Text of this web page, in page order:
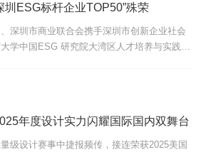
圳ESG标杆企业TOP50”殊荣
深圳市商业联合会携手深圳市创新企业社会
学中国ESG 研究院大湾区人才培养与实践基
理及深圳特色维度的卓越实践，成功获得该
年度设计实力闪耀国际国内双舞台
级设计赛事中捷报频传，接连荣获2025美国